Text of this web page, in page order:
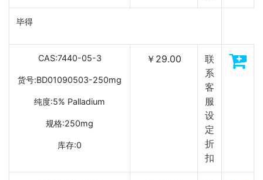
毕得
CAS:7440-05-3
货号:BD01090503-250mg
纯度:5% Palladium
规格:250mg
库存:0
￥29.00
联
系
客
服
设
定
折
扣